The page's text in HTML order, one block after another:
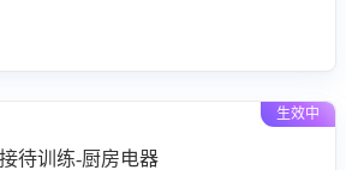
生效中
待训练-厨房电器